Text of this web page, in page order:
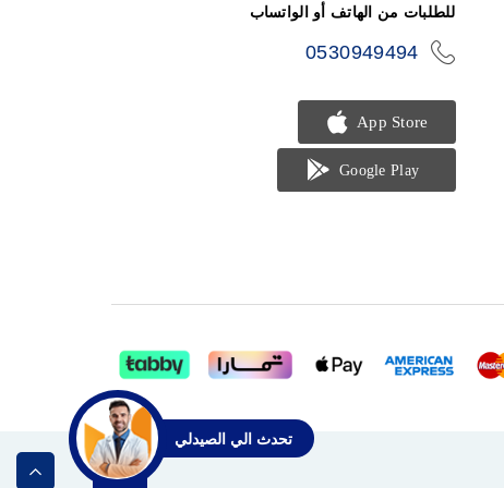
تحدث الي الصيدلي
للطلبات من الهاتف أو الواتساب
0530949494